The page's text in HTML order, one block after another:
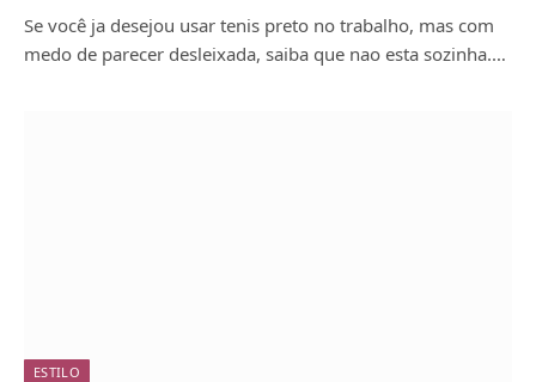
Se você ja desejou usar tenis preto no trabalho, mas com
medo de parecer desleixada, saiba que nao esta sozinha.…
ESTILO